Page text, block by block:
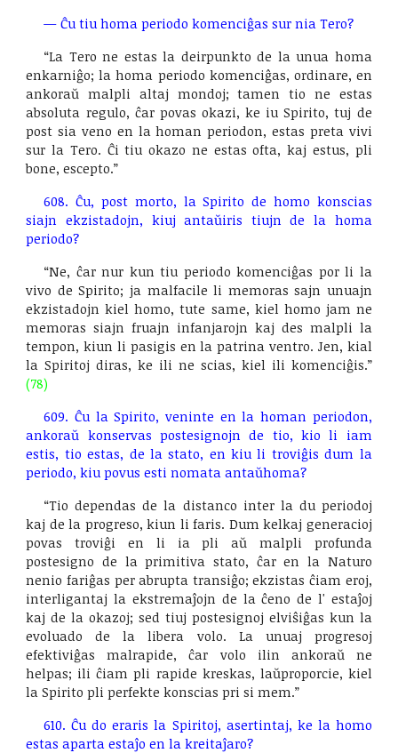
—Ĉu tiu homa periodo komenciĝas sur nia Tero?
“La Tero ne estas la deirpunkto de la unua homa
enkarniĝo; la homa periodo komenciĝas, ordinare, en
ankoraŭ malpli altaj mondoj; tamen tio ne estas
absoluta regulo, ĉar povas okazi, ke iu Spirito, tuj de
post sia veno en la homan periodon, estas preta vivi
sur la Tero. Ĉi tiu okazo ne estas ofta, kaj estus, pli
bone, escepto.”
608. Ĉu, post morto, la Spirito de homo konscias
siajn ekzistadojn, kiuj antaŭiris tiujn de la homa
periodo?
“Ne, ĉar nur kun tiu periodo komenciĝas por li la
vivo de Spirito; ja malfacile li memoras sajn unuajn
ekzistadojn kiel homo, tute same, kiel homo jam ne
memoras siajn fruajn infanjarojn kaj des malpli la
tempon, kiun li pasigis en la patrina ventro. Jen, kial
la Spiritoj diras, ke ili ne scias, kiel ili komenciĝis.”
(78)
609. Ĉu la Spirito, veninte en la homan periodon,
ankoraŭ konservas postesignojn de tio, kio li iam
estis, tio estas, de la stato, en kiu li troviĝis dum la
periodo, kiu povus esti nomata antaŭhoma?
“Tio dependas de la distanco inter la du periodoj
kaj de la progreso, kiun li faris. Dum kelkaj generacioj
povas troviĝi en li ia pli aŭ malpli profunda
postesigno de la primitiva stato, ĉar en la Naturo
nenio fariĝas per abrupta transiĝo; ekzistas ĉiam eroj,
interligantaj la ekstremaĵojn de la ĉeno de l' estaĵoj
kaj de la okazoj; sed tiuj postesignoj elviŝiĝas kun la
evoluado de la libera volo. La unuaj progresoj
efektiviĝas malrapide, ĉar volo ilin ankoraŭ ne
helpas; ili ĉiam pli rapide kreskas, laŭproporcie, kiel
la Spirito pli perfekte konscias pri si mem.”
610. Ĉu do eraris la Spiritoj, asertintaj, ke la homo
estas aparta estaĵo en la kreitaĵaro?